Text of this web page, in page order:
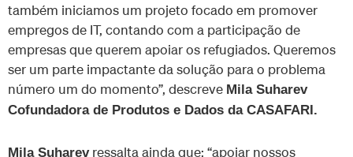
também iniciamos um projeto focado em promover
empregos de IT, contando com a participação de
empresas que querem apoiar os refugiados. Queremos
ser um parte impactante da solução para o problema
número um do momento”, descreve Mila Suharev
Cofundadora de Produtos e Dados da CASAFARI.
Mila Suharevressalta ainda que: “apoiar nossos